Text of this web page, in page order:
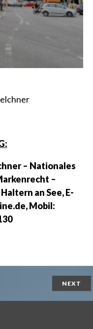
– Nationales
–
an See, E-
Mobil:
NEXT